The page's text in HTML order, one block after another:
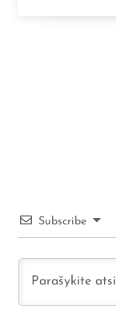
i
j
Subscribe